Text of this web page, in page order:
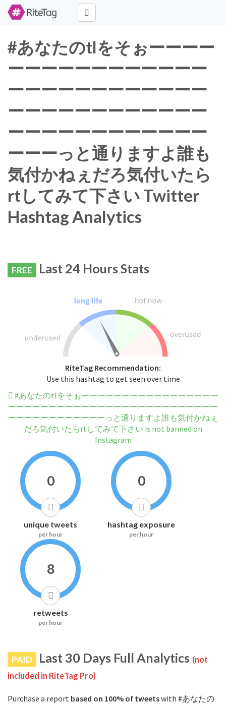
#あなたのtlをそぉーーーー
ーーーーーーーーーーーー
ーーーーーーーーーーーー
ーーーーーーーーーーーー
ーーーーーーーーーーーー
ーーーっと通りますよ誰も
気付かねぇだろ気付いたら
rtしてみて下さい Twitter
Hashtag Analytics
FREE Last 24 Hours Stats
RiteTag Recommendation:
Use this hashtag to get seen over time
#あなたのtlをそぉーーーーーーーーーーーーーーーーー
ーーーーーーーーーーーーーーーーーーーーーーーーーー
ーーーーーーーーーーーーっと通りますよ誰も気付かねぇ
だろ気付いたらrtしてみて下さい is not banned on
Instagram
0
unique tweets
per hour
0
hashtag exposure
per hour
8
retweets
per hour
PAID Last 30 Days Full Analytics (not
included in RiteTag Pro)
Purchase a report based on 100% of tweetswith #あなたの